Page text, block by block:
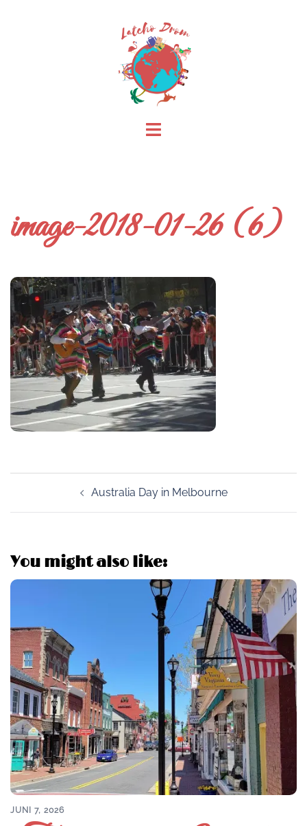
Toggle
image-2018-01-26 (6)
navigation
Australia Day in Melbourne
You might also like:
JUNI 7, 2026